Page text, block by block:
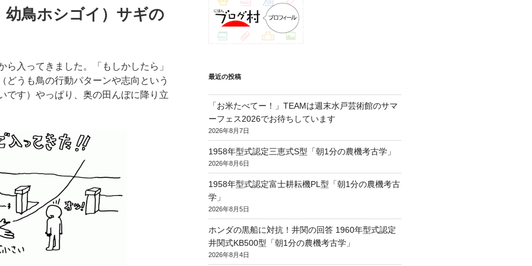
鳥ホシゴイ）サギの
入ってきました。「もしかしたら」
どうも鳥の行動パターンや志向という
です）やっぱり、奥の田んぼに降り立
最近の投稿
「お米たべてー！」TEAMは週末水戸芸術館のサマ
ーフェス2026でお待ちしています
2026年8月7日
1958年型式認定三恵式S型「朝1分の農機考古学」
2026年8月6日
1958年型式認定富士耕耘機PL型「朝1分の農機考古
学」
2026年8月5日
ホンダの黒船に対抗！井関の回答 1960年型式認定
井関式KB500型「朝1分の農機考古学」
2026年8月4日